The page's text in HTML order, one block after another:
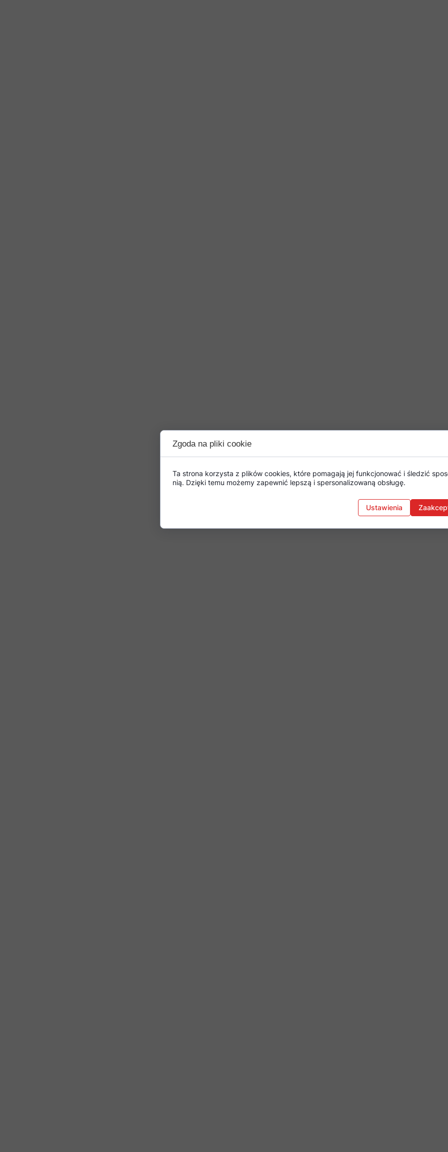
Zgoda na pliki cookie
Ta strona korzysta z plików cookies, które pomagają jej funkcjonować i śledzić
nią. Dzięki temu możemy zapewnić lepszą i spersonalizowaną obsługę.
Ustawienia